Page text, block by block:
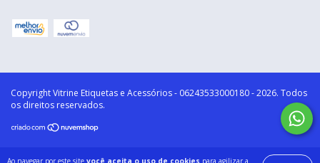
Ao navegar por este site você aceita o uso de cookies para agilizar a
Copyright Vitrine Etiquetas e Acessórios - 06243533000180 - 2026. Todos
os direitos reservados.